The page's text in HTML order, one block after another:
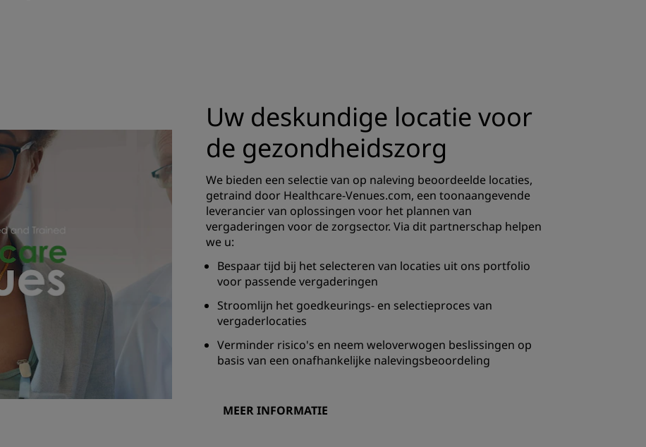
Uw deskundige locatie voor
de gezondheidszorg
We bieden een selectie van op naleving beoordeelde locaties,
getraind door Healthcare-Venues.com, een toonaangevende
leverancier van oplossingen voor het plannen van
vergaderingen voor de zorgsector. Via dit partnerschap helpen
we u:
Bespaar tijd bij het selecteren van locaties uit ons portfolio
voor passende vergaderingen
Stroomlijn het goedkeurings- en selectieproces van
vergaderlocaties
Verminder risico's en neem weloverwogen beslissingen op
basis van een onafhankelijke nalevingsbeoordeling
MEER INFORMATIE